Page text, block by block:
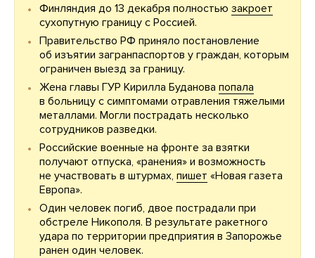
Финляндия до 13 декабря полностью закроет
сухопутную границу с Россией.
Правительство РФ приняло постановление
об изъятии загранпаспортов у граждан, которым
ограничен выезд за границу.
Жена главы ГУР Кирилла Буданова попала
в больницу с симптомами отравления тяжелыми
металлами. Могли пострадать несколько
сотрудников разведки.
Российские военные на фронте за взятки
получают отпуска, «ранения» и возможность
не участвовать в штурмах, пишет «Новая газета
Европа».
Один человек погиб, двое пострадали при
обстреле Никополя. В результате ракетного
удара по территории предприятия в Запорожье
ранен один человек.